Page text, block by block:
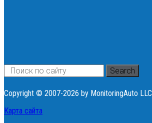
Search
Copyright © 2007-2026 by MonitoringAuto LLC
Карта сайта